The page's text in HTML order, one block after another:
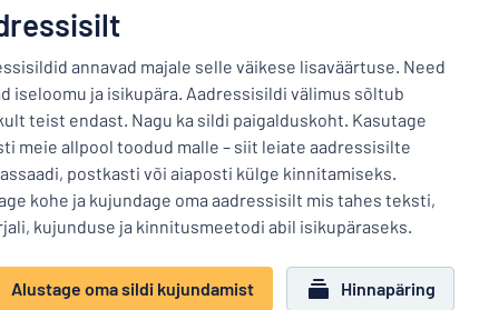
Maja ja kodu
Liiklus ja sõidukid
Nimesildid
Dekaalid
Lemmikloomasildid
Lastesildid
Akrüülsildid
Vinüültekstid
Plakatid
Magnetsildid
Materjal
Uks
ja
postkast
Maja
ja
kodu
Liiklus
sõidukid
Nimesildid
annavad majale selle väikese lisaväärtuse. Need
iseloomu ja isikupära. Aadressisildi välimus sõltub
teist endast. Nagu ka sildi paigalduskoht. Kasutage
meie allpool toodud malle – siit leiate aadressisilte
postkasti või aiaposti külge kinnitamiseks.
kohe ja kujundage oma aadressisilt mis tahes teksti,
kujunduse ja kinnitusmeetodi abil isikupäraseks.
Alustage oma sildi kujundamist Hinnapäring